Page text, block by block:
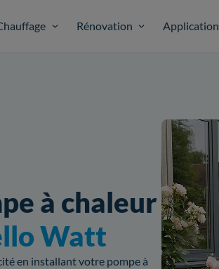
Rénovation Application
à chaleur
Watt
en installant votre pompe à